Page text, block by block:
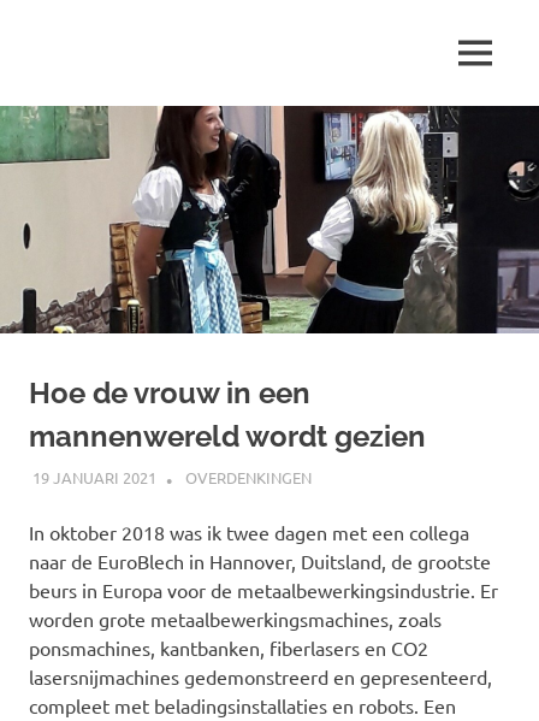
inhoud
schrijft
…
MENU
Hoe de vrouw in een
mannenwereld wordt gezien
19 JANUARI 2021 MARJOLEIN
OVERDENKINGEN
In oktober 2018 was ik twee dagen met een collega
naar de EuroBlech in Hannover, Duitsland, de grootste
beurs in Europa voor de metaalbewerkingsindustrie. Er
worden grote metaalbewerkingsmachines, zoals
ponsmachines, kantbanken, fiberlasers en CO2
lasersnijmachines gedemonstreerd en gepresenteerd,
compleet met beladingsinstallaties en robots. Een